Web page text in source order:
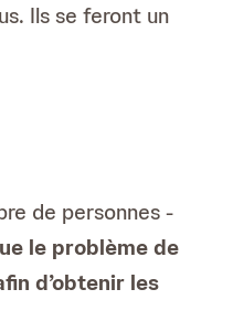
Ils se feront un
de personnes -
le problème de
d’obtenir les